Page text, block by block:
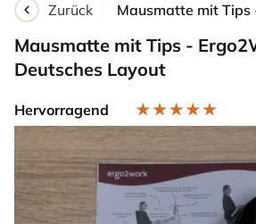
Zurück
Mausmatte mit Tips -
Deutsches Layout
Hervorragend